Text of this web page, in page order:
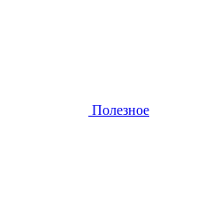
Полезное